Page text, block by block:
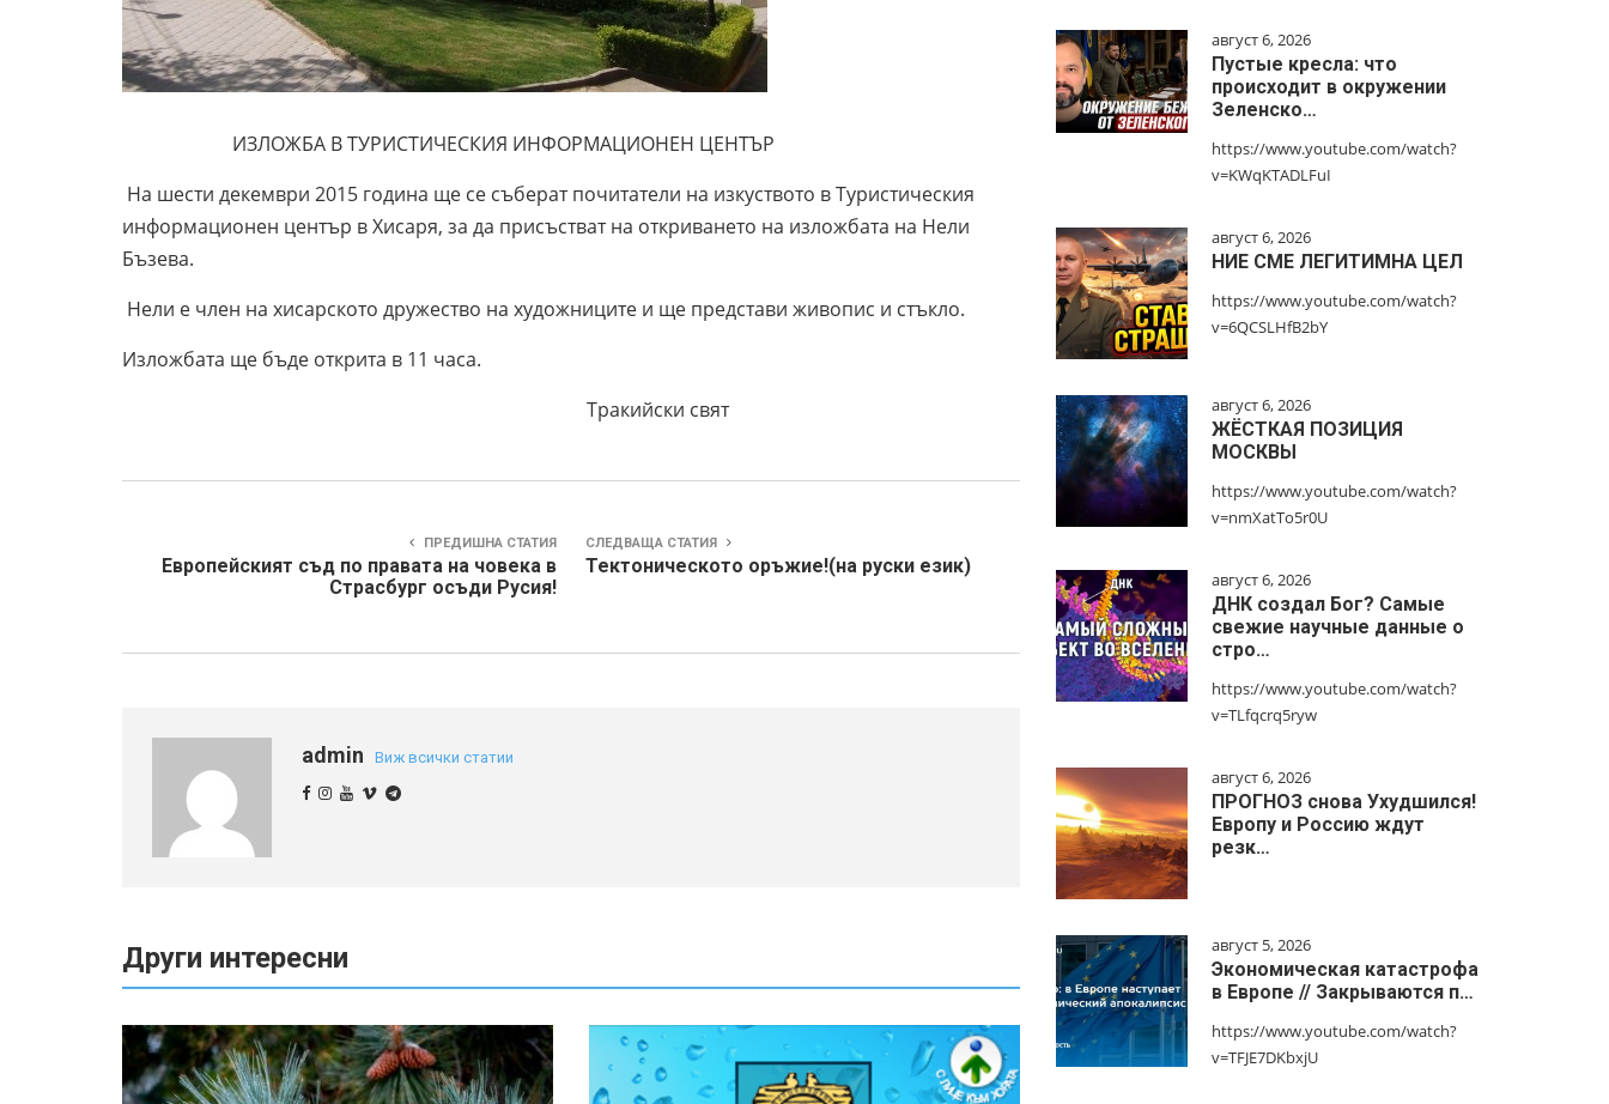
ИЗЛОЖБА В ТУРИСТИЧЕСКИЯ ИНФОРМАЦИОНЕН ЦЕНТЪР
На шести декември 2015 година ще се съберат почитатели на изкуството в Туристическия
информационен център в Хисаря, за да присъстват на откриването на изложбата на Нели
Бъзева.
Нели е член на хисарското дружество на художниците и ще представи живопис и стъкло.
Изложбата ще бъде открита в 11 часа.
Тракийски свят
ПРЕДИШНА СТАТИЯ
Европейският съд по правата на човека в
Страсбург осъди Русия!
СЛЕДВАЩА СТАТИЯ
Тектоническото оръжие!(на руски език)
admin Виж всички статии
Други интересни
август 6, 2026
Пустые кресла: что
происходит в окружении
Зеленско…
https://www.youtube.com/watch?
v=KWqKTADLFuI
август 6, 2026
НИЕ СМЕ ЛЕГИТИМНА ЦЕЛ
https://www.youtube.com/watch?
v=6QCSLHfB2bY
август 6, 2026
ЖЁСТКАЯ ПОЗИЦИЯ
МОСКВЫ
https://www.youtube.com/watch?
v=nmXatTo5r0U
август 6, 2026
ДНК создал Бог? Самые
свежие научные данные о
стро…
https://www.youtube.com/watch?
v=TLfqcrq5ryw
август 6, 2026
ПРОГНОЗ снова Ухудшился!
Европу и Россию ждут
резк…
август 5, 2026
Экономическая катастрофа
в Европе // Закрываются п…
https://www.youtube.com/watch?
v=TFJE7DKbxjU